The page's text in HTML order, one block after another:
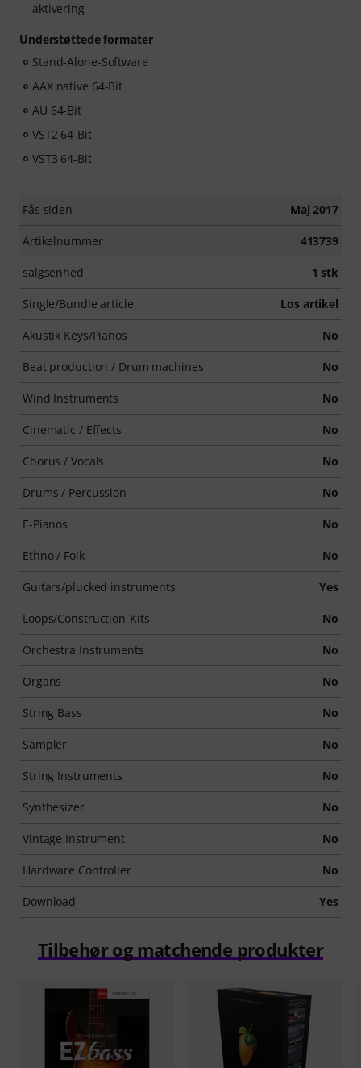
aktivering
Understøttede formater
Stand-Alone-Software
AAX native 64-Bit
AU 64-Bit
VST2 64-Bit
VST3 64-Bit
Fås siden Maj 2017
Artikelnummer 413739
salgsenhed 1 stk
Single/Bundle article Los artikel
Akustik Keys/Pianos No
Beat production / Drum machines No
Wind Instruments No
Cinematic / Effects No
Chorus / Vocals No
Drums / Percussion No
E-Pianos No
Ethno / Folk No
Guitars/plucked instruments Yes
Loops/Construction-Kits No
Orchestra Instruments No
Organs No
String Bass No
Sampler No
String Instruments No
Synthesizer No
Vintage Instrument No
Hardware Controller No
Download Yes
Tilbehør og matchende produkter